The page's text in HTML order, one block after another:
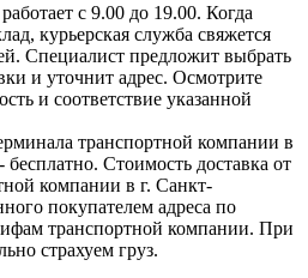
с 9.00 до 19.00. Когда
курьерская служба свяжется
Специалист предложит выбрать
и уточнит адрес. Осмотрите
и соответствие указанной
транспортной компании в
бесплатно. Стоимость доставка от
компании в г. Санкт-
покупателем адреса по
транспортной компании. При
страхуем груз.